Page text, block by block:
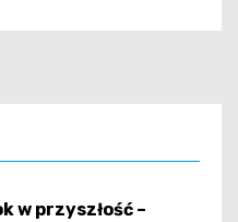
w przyszłość –